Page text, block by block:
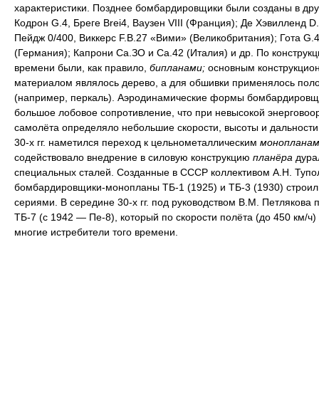
характеристики. Позднее бомбардировщики были созданы в
Кодрон G.4, Бреге Brei4, Ваузен VIII (Франция); Де Хэвилленд
Пейдж 0/400, Виккерс F.B.27 «Вими» (Великобритания); Гота
(Германия); Капрони Са.ЗО и Са.42 (Италия) и др. По
времени были, как правило, бипланами; основным
материалом являлось дерево, а для обшивки применялось
(например, перкаль). Аэродинамические формы
большое лобовое сопротивление, что при невысокой
самолёта определяло небольшие скорости, высоты и
30-х гг. наметился переход к цельнометаллическим
содействовало внедрение в силовую конструкцию планёра
специальных сталей. Созданные в СССР коллективом А.Н.
бомбардировщики-монопланы ТБ-1 (1925) и ТБ-3 (1930)
сериями. В середине 30-х гг. под руководством В.М. Петлякова
ТБ-7 (с 1942 — Пе-8), который по скорости полёта (до 450 км/ч)
многие истребители того времени.